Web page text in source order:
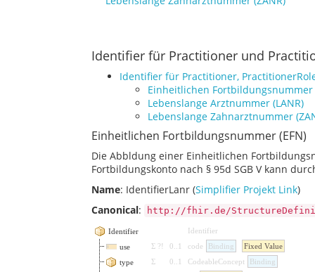
Identifier für Practitioner und
Identifier für Practitioner,
Einheitlichen Fortbildungsnummer
Lebenslange Arztnummer (LANR)
Lebenslange Zahnarztnummer
Einheitlichen Fortbildungsnummer (EFN)
Die Abbldung einer Einheitlichen
Fortbildungskonto nach § 95d SGB V kann
Name: IdentifierLanr (Simplifier Projekt Link)
Canonical: http://fhir.de/
Identifier
Identifier
use
Σ ?! 0 1 code Binding
Fixed Value
type
Σ 0 1 CodeableConcept
Binding